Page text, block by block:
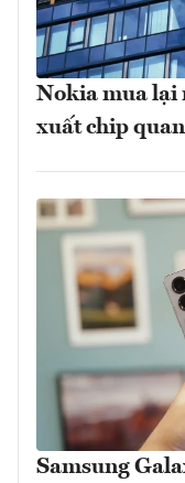
Nokia mua lại
xuất chip
Samsung